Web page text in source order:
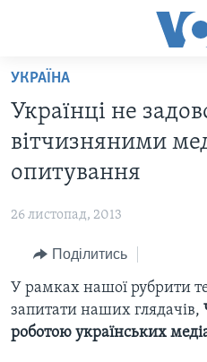
Перейти
матеріалу
Перейти
меню
сторінки
АКТУАЛЬНО
УКРАЇНА
ВІЙНА - ЦЕ ОСОБИСТЕ
УКРАЇНЦІ У СВІТІ
НАУКА
АДМІНІСТРАЦІЯ
УКРАЇНЦІ В АМЕРИЦІ
УКРАЇНА
ІНТЕРВ'Ю
УКРАЇНА
Українці не
вітчизняними
опитування
26 листопад, 2013
Поділитись
У рамках нашої рубрити
запитати наших глядачів,
роботою українських